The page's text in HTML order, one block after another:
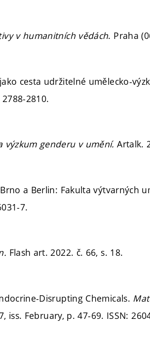
v humanitních vědách. Praha
cesta udržitelné umělecko-
2788-2810.
výzkum genderu v umění.Artalk.
Brno a Berlin: Fakulta výtvarných
7.
Flash art. 2022. č. 66, s. 18.
Disrupting Chemicals.
iss. February, p. 47-69. ISSN: